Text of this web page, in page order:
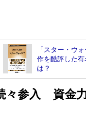
「スター・ウ
作を酷評した
は？
々参入 資金